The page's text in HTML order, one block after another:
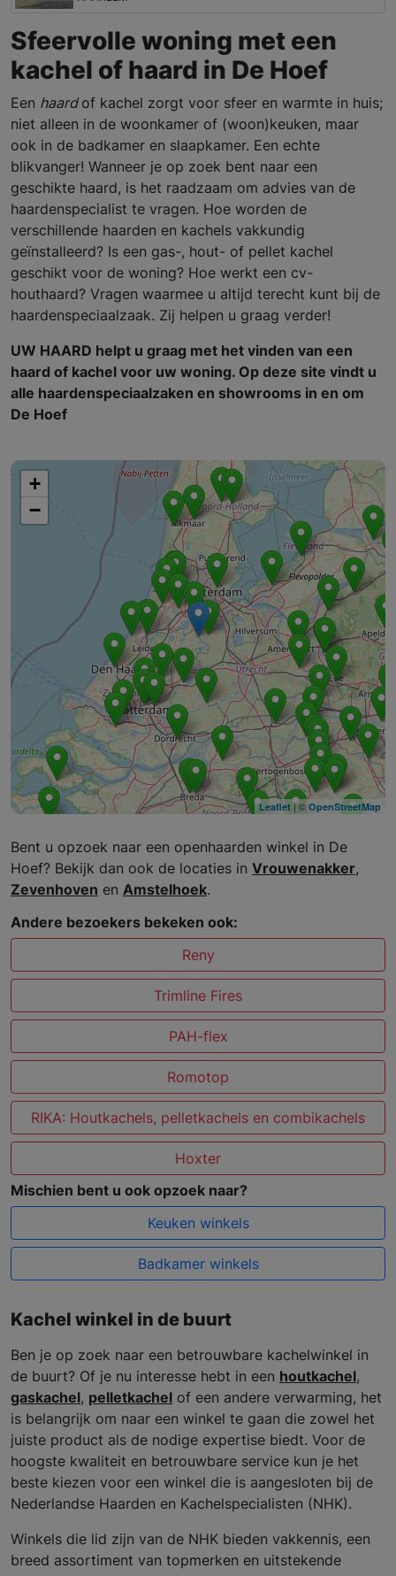
Sfeervolle woning met een
kachel of haard in De Hoef
Een haard of kachel zorgt voor sfeer en warmte in huis;
niet alleen in de woonkamer of (woon)keuken, maar
ook in de badkamer en slaapkamer. Een echte
blikvanger! Wanneer je op zoek bent naar een
geschikte haard, is het raadzaam om advies van de
haardenspecialist te vragen. Hoe worden de
verschillende haarden en kachels vakkundig
geïnstalleerd? Is een gas-, hout- of pellet kachel
geschikt voor de woning? Hoe werkt een cv-
houthaard? Vragen waarmee u altijd terecht kunt bij de
haardenspeciaalzaak. Zij helpen u graag verder!
UW HAARD helpt u graag met het vinden van een
haard of kachel voor uw woning. Op deze site vindt u
alle haardenspeciaalzaken en showrooms in en om
De Hoef
+
−
Leaflet| © OpenStreetMap
Bent u opzoek naar een openhaarden winkel in De
Hoef? Bekijk dan ook de locaties in Vrouwenakker,
Zevenhoven en Amstelhoek.
Andere bezoekers bekeken ook:
Reny
Trimline Fires
PAH-flex
Romotop
RIKA: Houtkachels, pelletkachels en combikachels
Hoxter
Mischien bent u ook opzoek naar?
Keuken winkels
Badkamer winkels
Kachel winkel in de buurt
Ben je op zoek naar een betrouwbare kachelwinkel in
de buurt? Of je nu interesse hebt in een houtkachel,
gaskachel, pelletkachel of een andere verwarming, het
is belangrijk om naar een winkel te gaan die zowel het
juiste product als de nodige expertise biedt. Voor de
hoogste kwaliteit en betrouwbare service kun je het
beste kiezen voor een winkel die is aangesloten bij de
Nederlandse Haarden en Kachelspecialisten (NHK).
Winkels die lid zijn van de NHK bieden vakkennis, een
breed assortiment van topmerken en uitstekende